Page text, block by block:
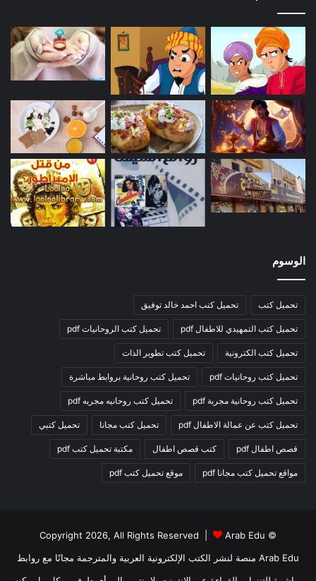
الوسوم
تحميل كتب تحميل كتب احمد خالد توفيق
تحميل كتب التمهيدي للاطفال pdf تحميل كتب الروحانيات pdf
تحميل كتب الكترونية تحميل كتب تطوير الذات
تحميل كتب روحانيات pdf تحميل كتب روحانية بروابط مباشرة
تحميل كتب روحانية مجربة pdf تحميل كتب روحانيه مجربه pdf
تحميل كتب عن عمالة الاطفال pdf تحميل كتب مجانا تحميل كتبي
قصص اطفال pdf كتب قصص اطفال مكتبة تحميل كتب pdf
مواقع تحميل كتب مجانا pdf موقع تحميل كتب pdf
© Copyright 2026, All Rights Reserved |
Arab Edu
Arab Edu منصة لنشر الكتب الإلكترونية العربية والمترجمة مجانًا مع روابط